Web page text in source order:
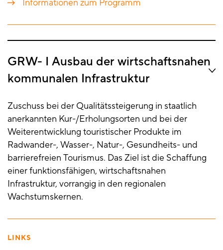
Informationen zum Programm
GRW- I Ausbau der wirtschaftsnahen
kommunalen Infrastruktur
Zuschuss bei der Qualitätssteigerung in staatlich
anerkannten Kur-/Erholungsorten und bei der
Weiterentwicklung touristischer Produkte im
Radwander-, Wasser-, Natur-, Gesundheits- und
barrierefreien Tourismus. Das Ziel ist die Schaffung
einer funktionsfähigen, wirtschaftsnahen
Infrastruktur, vorrangig in den regionalen
Wachstumskernen.
LINKS